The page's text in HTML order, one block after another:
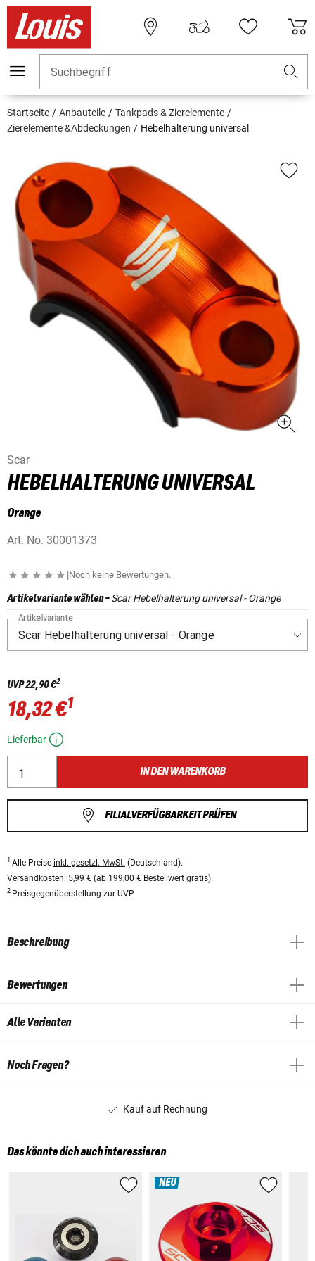
Suchbegriff
Startseite Anbauteile
Tankpads & Zierelemente
Zierelemente &Abdeckungen
Hebelhalterung universal
Scar
HEBELHALTERUNG UNIVERSAL
Orange
Art. No. 30001373
|Noch keine Bewertungen.
Artikelvariante wählen-Scar Hebelhalterung universal - Orange
Artikelvariante
UVP22,90 €2
18,32 €1
Lieferbar
IN DEN WARENKORB
FILIALVERFÜGBARKEIT PRÜFEN
1 Alle Preise inkl. gesetzl. MwSt. (Deutschland).
Versandkosten: 5,99 € (ab 199,00 € Bestellwert gratis).
2 Preisgegenüberstellung zur UVP.
Beschreibung
Bewertungen
Alle Varianten
Noch Fragen?
Kauf auf Rechnung
Das könnte dich auch interessieren
NEU